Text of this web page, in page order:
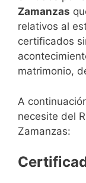
Zamanzas
relativos al
certificados
matrimonio,
A
necesite del
Zamanzas: